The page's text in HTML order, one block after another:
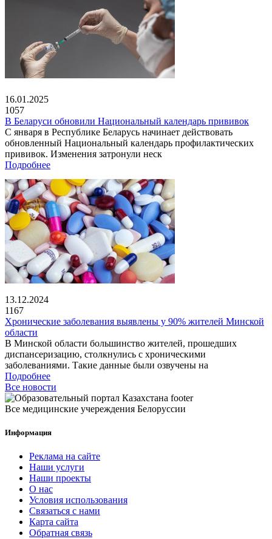
16.01.2025
1057
В Беларуси обновили Национальный календарь прививок
С января в Республике Беларусь начинает действовать
обновленный Национальный календарь профилактических
прививок. Изменения затронули неск
Подробнее
13.12.2024
1167
Хронические заболевания выявлены у 90% жителей Минской
области
В Минской области большинство жителей, прошедших
диспансеризацию, столкнулись с хроническими
заболеваниями. Такие данные были озвучены на
Подробнее
Все новости
Все медицинские учереждения Белоруссии
Информация
Реклама на сайте
Наши услуги
Наши проекты
О нас
Условия использования
Связаться с нами
Карта сайта
Обратная связь